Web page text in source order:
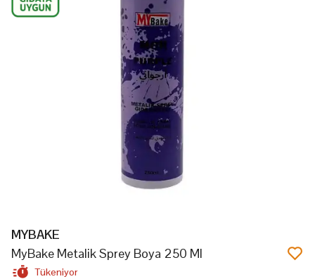
MYBAKE
MyBake Metalik Sprey Boya 250 Ml
Tükeniyor